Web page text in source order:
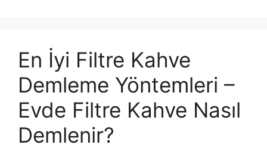
En İyi Filtre Kahve
Demleme Yöntemleri –
Evde Filtre Kahve Nasıl
Demlenir?